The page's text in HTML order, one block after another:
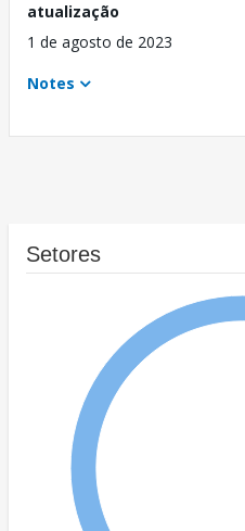
atualização
1 de agosto de 2023
Notes
Setores